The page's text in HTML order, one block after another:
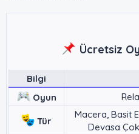
Ücretsiz
Bilgi
Oyun
Tür
Macera, Basit
Devasa